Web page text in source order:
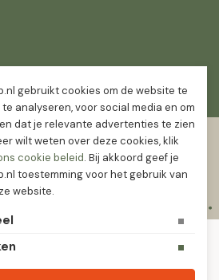
gebruikt cookies om de website te
analyseren, voor social media en om
dat je relevante advertenties te zien
wilt weten over deze cookies, klik
cookie beleid. Bij akkoord geef je
toestemming voor het gebruik van
website.